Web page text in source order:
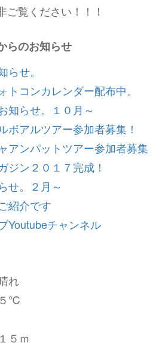
ご覧ください！！！
らのお知らせ
らせ。
トコンカレンダー配布中。
知らせ。１０月～
ボアルツアー参加者募集！
アンパットツアー参加者募集
ジン２０１７完成！
せ。２月～
紹介です
Youtubeチャンネル
れ
℃
５ｍ